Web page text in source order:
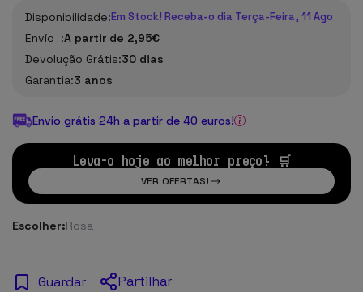
Disponibilidade:Em Stock! Receba-o dia Terça-Feira, 11 Ago
Envío :A partir de 2,95€
Devolução Grátis:30 dias
Garantia:3 anos
Envio grátis 24h a partir de 40 euros!
Leva-o hoje ao melhor preço! 🛒
VER OFERTAS!
Escolher:Rosa
Guardar Partilhar